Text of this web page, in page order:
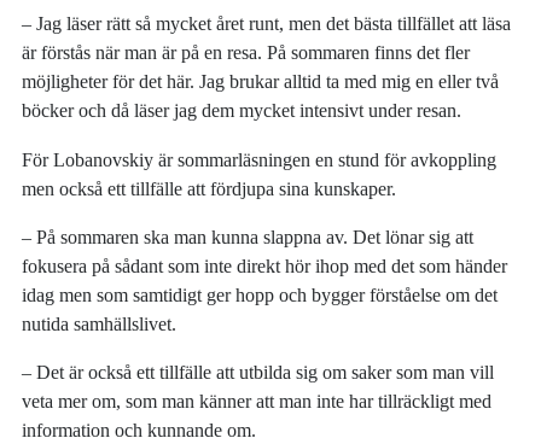
‒ Jag läser rätt så mycket året runt, men det bästa tillfället att läsa
är förstås när man är på en resa. På sommaren finns det fler
möjligheter för det här. Jag brukar alltid ta med mig en eller två
böcker och då läser jag dem mycket intensivt under resan.
För Lobanovskiy är sommarläsningen en stund för avkoppling
men också ett tillfälle att fördjupa sina kunskaper.
‒ På sommaren ska man kunna slappna av. Det lönar sig att
fokusera på sådant som inte direkt hör ihop med det som händer
idag men som samtidigt ger hopp och bygger förståelse om det
nutida samhällslivet.
‒ Det är också ett tillfälle att utbilda sig om saker som man vill
veta mer om, som man känner att man inte har tillräckligt med
information och kunnande om.